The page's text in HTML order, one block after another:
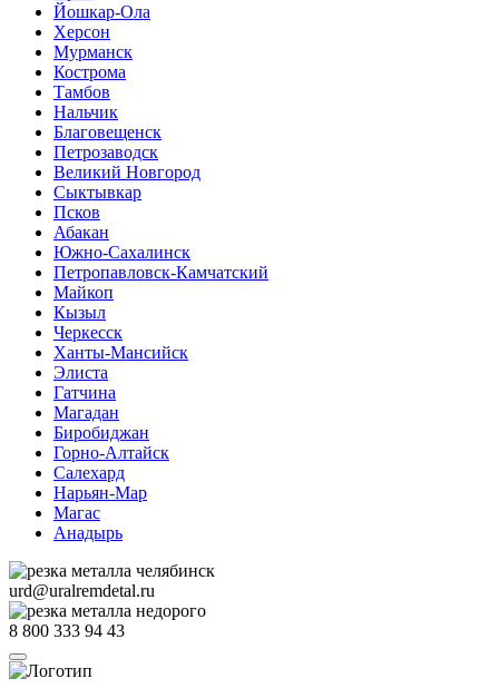
Йошкар-Ола
Херсон
Мурманск
Кострома
Тамбов
Нальчик
Благовещенск
Петрозаводск
Великий Новгород
Сыктывкар
Псков
Абакан
Южно-Сахалинск
Петропавловск-Камчатский
Майкоп
Кызыл
Черкесск
Ханты-Мансийск
Элиста
Гатчина
Магадан
Биробиджан
Горно-Алтайск
Салехард
Нарьян-Мар
Магас
Анадырь
urd@uralremdetal.ru
8 800 333 94 43